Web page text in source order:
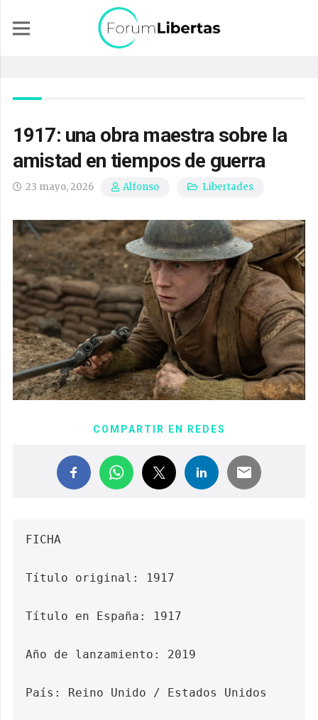
1917: una obra maestra sobre la
amistad en tiempos de guerra
23 mayo, 2026 Alfonso Libertades
COMPARTIR EN REDES
FICHA
Título original: 1917
Título en España: 1917
Año de lanzamiento: 2019
País: Reino Unido / Estados Unidos